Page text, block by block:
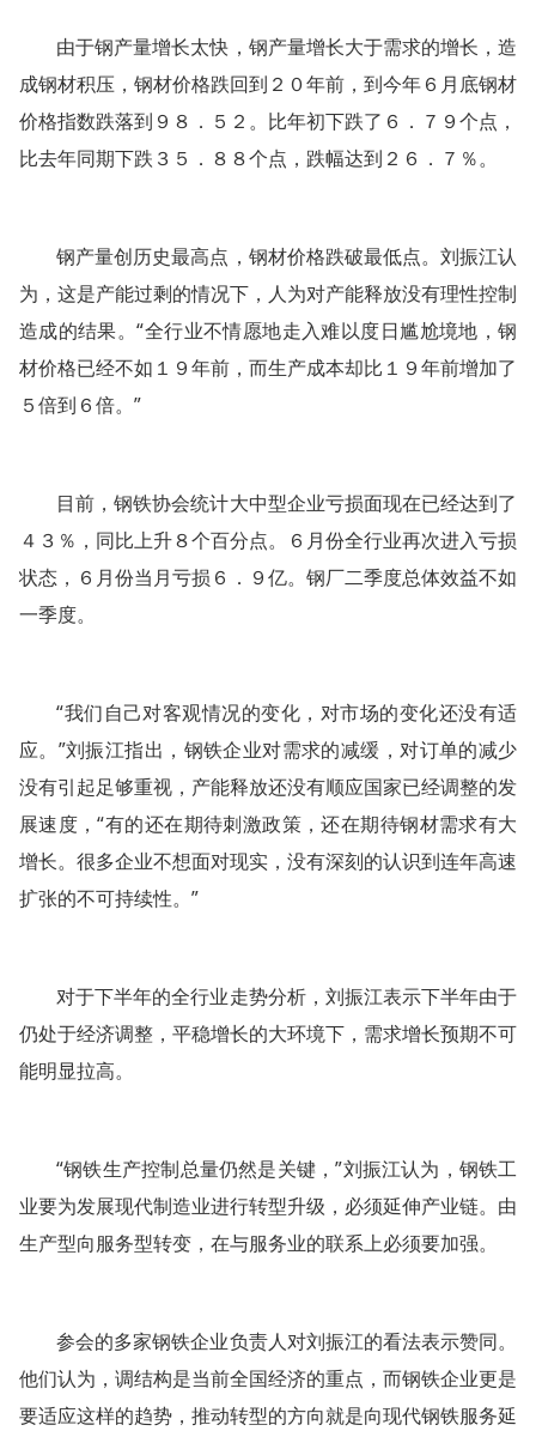
由于钢产量增长太快，钢产量增长大于需求的增长，造
成钢材积压，钢材价格跌回到２０年前，到今年６月底钢材
价格指数跌落到９８．５２。比年初下跌了６．７９个点，
比去年同期下跌３５．８８个点，跌幅达到２６．７％。
钢产量创历史最高点，钢材价格跌破最低点。刘振江认
为，这是产能过剩的情况下，人为对产能释放没有理性控制
造成的结果。“全行业不情愿地走入难以度日尴尬境地，钢
材价格已经不如１９年前，而生产成本却比１９年前增加了
５倍到６倍。”
目前，钢铁协会统计大中型企业亏损面现在已经达到了
４３％，同比上升８个百分点。６月份全行业再次进入亏损
状态，６月份当月亏损６．９亿。钢厂二季度总体效益不如
一季度。
“我们自己对客观情况的变化，对市场的变化还没有适
应。”刘振江指出，钢铁企业对需求的减缓，对订单的减少
没有引起足够重视，产能释放还没有顺应国家已经调整的发
展速度，“有的还在期待刺激政策，还在期待钢材需求有大
增长。很多企业不想面对现实，没有深刻的认识到连年高速
扩张的不可持续性。”
对于下半年的全行业走势分析，刘振江表示下半年由于
仍处于经济调整，平稳增长的大环境下，需求增长预期不可
能明显拉高。
“钢铁生产控制总量仍然是关键，”刘振江认为，钢铁工
业要为发展现代制造业进行转型升级，必须延伸产业链。由
生产型向服务型转变，在与服务业的联系上必须要加强。
参会的多家钢铁企业负责人对刘振江的看法表示赞同。
他们认为，调结构是当前全国经济的重点，而钢铁企业更是
要适应这样的趋势，推动转型的方向就是向现代钢铁服务延